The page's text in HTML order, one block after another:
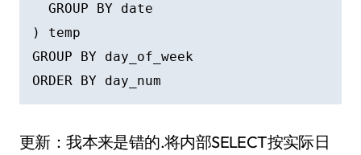
  GROUP BY date
) temp
GROUP BY day_of_week
更新：我本来是错的.将内部SELECT按实际日